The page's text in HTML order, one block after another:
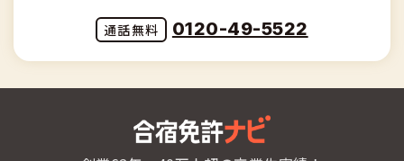
0120-49-5522